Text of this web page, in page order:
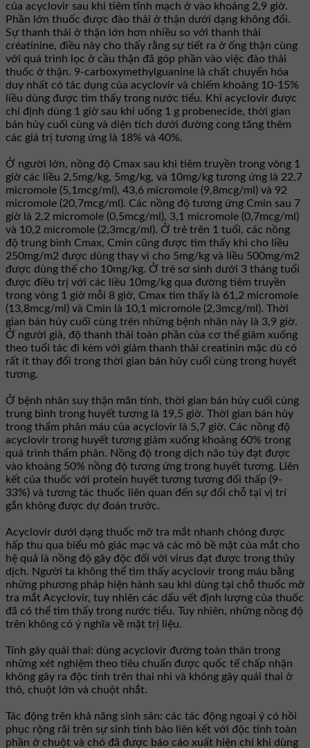
của acyclovir sau khi tiêm tĩnh mạch ở vào khoảng 2,9 giờ.
Phần lớn thuốc được đào thải ở thận dưới dạng không đổi.
Sự thanh thải ở thận lớn hơn nhiều so với thanh thải
créatinine, điều này cho thấy rằng sự tiết ra ở ống thận cùng
với quá trình lọc ở cầu thận đã góp phần vào việc đào thải
thuốc ở thận. 9-carboxymethylguanine là chất chuyển hóa
duy nhất có tác dụng của acyclovir và chiếm khoảng 10-15%
liều dùng được tìm thấy trong nước tiểu. Khi acyclovir được
chỉ định dùng 1 giờ sau khi uống 1 g probenecide, thời gian
bán hủy cuối cùng và diện tích dưới đường cong tăng thêm
các giá trị tương ứng là 18% và 40%.
Ở người lớn, nồng độ Cmax sau khi tiêm truyền trong vòng 1
giờ các liều 2,5mg/kg, 5mg/kg, và 10mg/kg tương ứng là 22,7
micromole (5,1mcg/ml), 43,6 micromole (9,8mcg/ml) và 92
micromole (20,7mcg/ml). Các nồng độ tương ứng Cmin sau 7
giờ là 2,2 micromole (0,5mcg/ml), 3,1 micromole (0,7mcg/ml)
và 10,2 micromole (2,3mcg/ml). Ở trẻ trên 1 tuổi, các nồng
độ trung bình Cmax, Cmin cũng được tìm thấy khi cho liều
250mg/m2 được dùng thay vì cho 5mg/kg và liều 500mg/m2
được dùng thế cho 10mg/kg. Ở trẻ sơ sinh dưới 3 tháng tuổi
được điều trị với các liều 10mg/kg qua đường tiêm truyền
trong vòng 1 giờ mỗi 8 giờ, Cmax tìm thấy là 61,2 micromole
(13,8mcg/ml) và Cmin là 10,1 micromole (2,3mcg/ml). Thời
gian bán hủy cuối cùng trên những bệnh nhân này là 3,9 giờ.
Ở người già, độ thanh thải toàn phần của cơ thể giảm xuống
theo tuổi tác đi kèm với giảm thanh thải creatinin mặc dù có
rất ít thay đổi trong thời gian bán hủy cuối cùng trong huyết
tương.
Ở bệnh nhân suy thận mãn tính, thời gian bán hủy cuối cùng
trung bình trong huyết tương là 19,5 giờ. Thời gian bán hủy
trong thẩm phân máu của acyclovir là 5,7 giờ. Các nồng độ
acyclovir trong huyết tương giảm xuống khoảng 60% trong
quá trình thẩm phân. Nồng độ trong dịch não tủy đạt được
vào khoảng 50% nồng độ tương ứng trong huyết tương. Liên
kết của thuốc với protein huyết tương tương đối thấp (9-
33%) và tương tác thuốc liên quan đến sự đổi chỗ tại vị trí
gắn không được dự đoán trước.
Acyclovir dưới dạng thuốc mỡ tra mắt nhanh chóng được
hấp thu qua biểu mô giác mạc và các mô bề mặt của mắt cho
hệ quả là nồng độ gây độc đối với virus đạt được trong thủy
dịch. Người ta không thể tìm thấy acyclovir trong máu bằng
những phương pháp hiện hành sau khi dùng tại chỗ thuốc mỡ
tra mắt Acyclovir, tuy nhiên các dấu vết định lượng của thuốc
đã có thể tìm thấy trong nước tiểu. Tuy nhiên, những nồng độ
trên không có ý nghĩa về mặt trị liệu.
Tính gây quái thai: dùng acyclovir đường toàn thân trong
những xét nghiệm theo tiêu chuẩn được quốc tế chấp nhận
không gây ra độc tính trên thai nhi và không gây quái thai ở
thỏ, chuột lớn và chuột nhắt.
Tác động trên khả năng sinh sản: các tác động ngoại ý có hồi
phục rộng rãi trên sự sinh tinh bào liên kết với độc tính toàn
phần ở chuột và chó đã được báo cáo xuất hiện chỉ khi dùng